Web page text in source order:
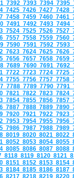
7392 7393 7394 7395
7425 7426 7427 7428
7458 7459 7460 7461
7491 7492 7493 7494
7524 7525 7526 7527
7557 7558 7559 7560
7590 7591 7592 7593
7623 7624 7625 7626
7656 7657 7658 7659
7689 7690 7691 7692
7722 7723 7724 7725
7755 7756 7757 7758
7788 7789 7790 7791
7821 7822 7823 7824
7854 7855 7856 7857
7887 7888 7889 7890
7920 7921 7922 7923
7953 7954 7955 7956
7986 7987 7988 7989
8019 8020 8021 8022
8052 8053 8054 8055
8085 8086 8087 8088
8118 8119 8120 8121
8151 8152 8153 8154
8184 8185 8186 8187
8217 8218 8219 8220